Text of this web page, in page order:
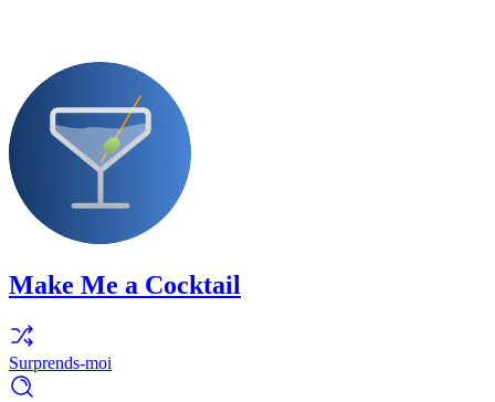
Make Me a Cocktail
Surprends-moi